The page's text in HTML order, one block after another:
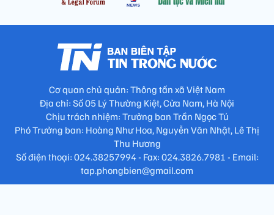
Cơ quan chủ quản: Thông tấn xã Việt Nam
Địa chỉ: Số 05 Lý Thường Kiệt, Cửa Nam, Hà Nội
Chịu trách nhiệm: Trưởng ban Trần Ngọc Tú
Phó Trưởng ban: Hoàng Như Hoa, Nguyễn Văn Nhật, Lê Thị
Thu Hương